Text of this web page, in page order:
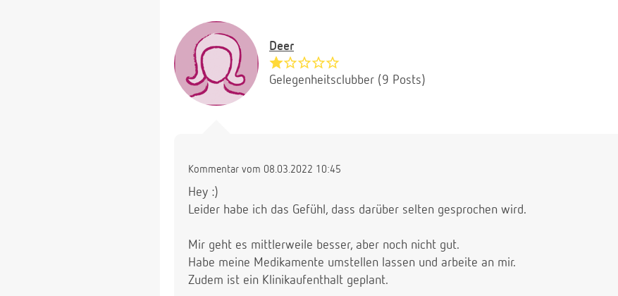
Deer
Gelegenheitsclubber (9 Posts)
Kommentar vom 08.03.2022 10:45
Hey :)
Leider habe ich das Gefühl, dass darüber selten gesprochen wird.
Mir geht es mittlerweile besser, aber noch nicht gut.
Habe meine Medikamente umstellen lassen und arbeite an mir.
Zudem ist ein Klinikaufenthalt geplant.